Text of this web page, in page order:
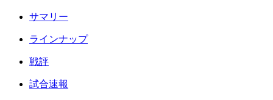
サマリー
ラインナップ
戦評
試合速報